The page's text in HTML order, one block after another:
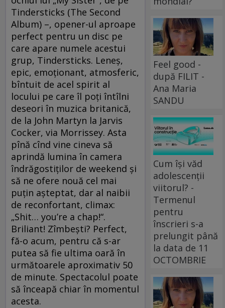
Tindersticks (The Second
Album) –, opener-ul aproape
perfect pentru un disc pe
care apare numele acestui
grup, Tindersticks. Leneş,
epic, emoţionant, atmosferic,
bîntuit de acel spirit al
locului pe care îl poţi întîlni
deseori în muzica britanică,
de la John Martyn la Jarvis
Cocker, via Morrissey. Asta
pînă cînd vine cineva să
aprindă lumina în camera
îndrăgostiţilor de weekend şi
să ne ofere nouă cel mai
puţin aşteptat, dar al naibii
de reconfortant, climax:
„Shit… you’re a chap!“.
Briliant! Zîmbeşti? Perfect,
fă-o acum, pentru că s-ar
putea să fie ultima oară în
următoarele aproximativ 50
de minute. Spectacolul poate
să înceapă chiar în momentul
acesta.
Feel good -
după FILIT -
Ana Maria
SANDU
Cum își văd
adolescenții
viitorul? -
Termenul
pentru
înscrieri s-a
prelungit până
la data de 11
OCTOMBRIE